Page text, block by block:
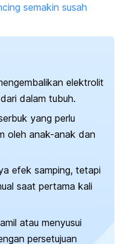
semakin susah
elektrolit
dalam tubuh.
yang perlu
oleh anak-anak dan
efek samping, tetapi
saat pertama kali
atau menyusui
persetujuan